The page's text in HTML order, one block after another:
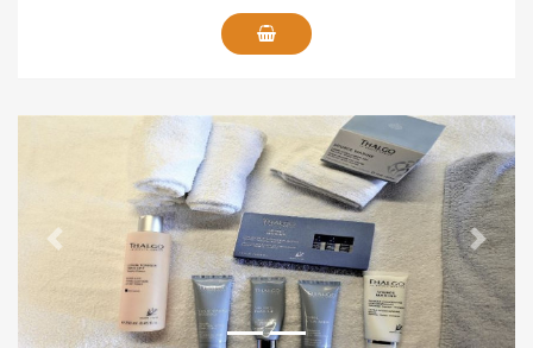
Previous Next